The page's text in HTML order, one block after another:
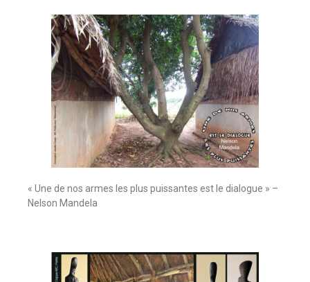
« Une de nos armes les plus puissantes est le dialogue » –
Nelson Mandela